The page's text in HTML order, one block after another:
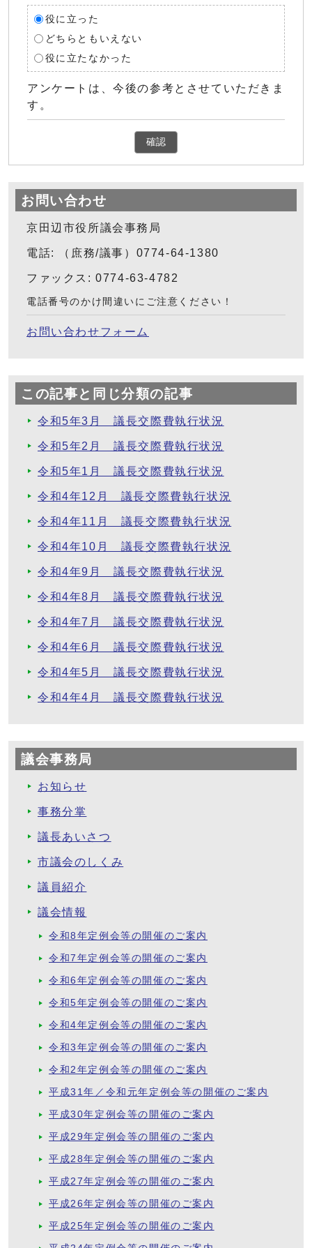
役に立った
どちらともいえない
役に立たなかった
アンケートは、今後の参考とさせていただきま
す。
確認
お問い合わせ
京田辺市役所議会事務局
電話: （庶務/議事）0774-64-1380
ファックス: 0774-63-4782
電話番号のかけ間違いにご注意ください！
お問い合わせフォーム
この記事と同じ分類の記事
令和5年3月 議長交際費執行状況
令和5年2月 議長交際費執行状況
令和5年1月 議長交際費執行状況
令和4年12月 議長交際費執行状況
令和4年11月 議長交際費執行状況
令和4年10月 議長交際費執行状況
令和4年9月 議長交際費執行状況
令和4年8月 議長交際費執行状況
令和4年7月 議長交際費執行状況
令和4年6月 議長交際費執行状況
令和4年5月 議長交際費執行状況
令和4年4月 議長交際費執行状況
議会事務局
お知らせ
事務分掌
議長あいさつ
市議会のしくみ
議員紹介
議会情報
令和8年定例会等の開催のご案内
令和7年定例会等の開催のご案内
令和6年定例会等の開催のご案内
令和5年定例会等の開催のご案内
令和4年定例会等の開催のご案内
令和3年定例会等の開催のご案内
令和2年定例会等の開催のご案内
平成31年／令和元年定例会等の開催のご案内
平成30年定例会等の開催のご案内
平成29年定例会等の開催のご案内
平成28年定例会等の開催のご案内
平成27年定例会等の開催のご案内
平成26年定例会等の開催のご案内
平成25年定例会等の開催のご案内